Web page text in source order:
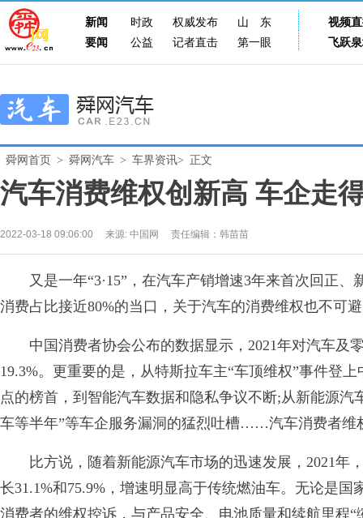
新闻 时政 权威发布 山东
视频
要闻
公益 记者直击 第一眼 飞跃
舜网首页 > 舜网汽车 > 车界资讯> 正文
汽车消费维权创新高 车企走
2022-03-18 09:06:00 来源: 中国网 责任编辑：韩苗苗
又是一年“3·15”，在汽车产销增速3年来首次回正、
消费占比接近80%的当口，关于汽车的消费维权也不可
中国消费者协会公布的数据显示，2021年对汽车及
19.3%。更重要的是，从特斯拉车主“车顶维权”事件登
点的榜首，到智能汽车数据和隐私争议不断;从新能源汽
车等半年”等车企服务漏洞的猛烈吐槽……汽车消费者维
比方说，随着新能源汽车市场的迅速发展，2021年
长31.1%和75.9%，增速明显高于传统燃油车。无论是
消费者的维权控诉，与产品安全、电池质量和续航里程“